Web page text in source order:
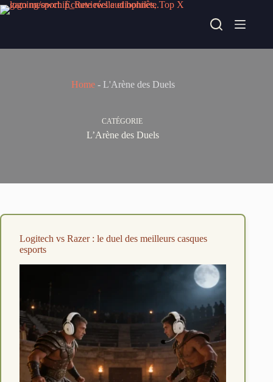
Passer
au
Home- L'Arène des Duels
CATÉGORIE
L’Arène des Duels
Logitech vs Razer : le duel des meilleurs casques
esports